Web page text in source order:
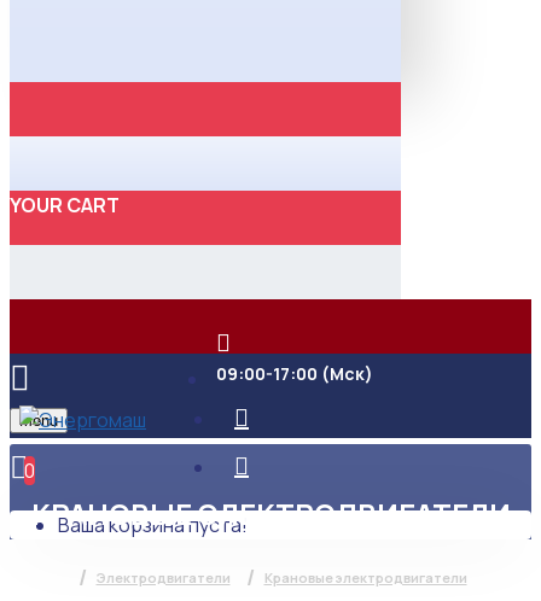
YOUR CART
09:00-17:00 (Мск)
Menu
0
Ваша корзина пуста!
КРАНОВЫЕ ЭЛЕКТРОДВИГАТЕЛИ
Электродвигатели Крановые электродвигатели